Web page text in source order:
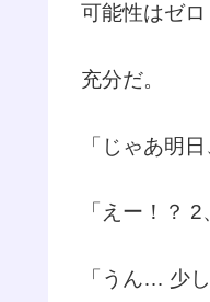
可能性はゼ
充分だ。
「じゃあ明
「えー！？
「うん… 少